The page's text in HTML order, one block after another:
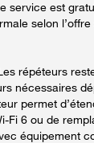
service est
selon
répéteurs
nécessaires
permet
Fi 6 ou de
équipement